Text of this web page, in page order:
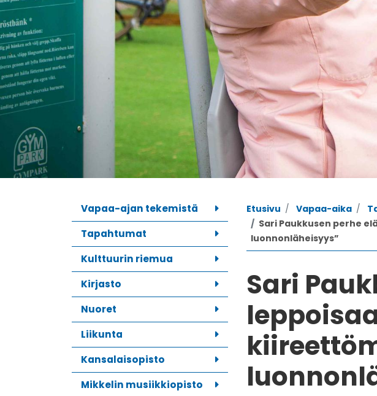
Vapaa-ajan tekemistä
Tapahtumat
Kulttuurin riemua
Kirjasto
Nuoret
Liikunta
Kansalaisopisto
Mikkelin musiikkiopisto
Etusivu Vapaa-aika
Sari Paukkusen perhe
luonnonläheisyys”
Sari